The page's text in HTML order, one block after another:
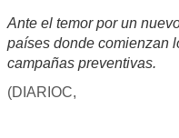
Ante el temor por un
países donde comienzan
campañas preventivas.
(DIARIOC,